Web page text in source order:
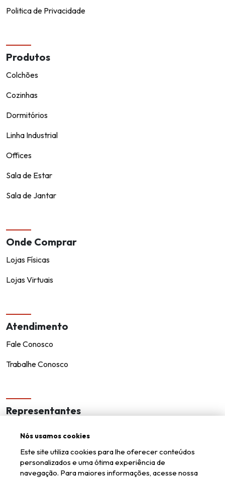
Politica de Privacidade
Produtos
Colchões
Cozinhas
Dormitórios
Linha Industrial
Offices
Sala de Estar
Sala de Jantar
Onde Comprar
Lojas Físicas
Lojas Virtuais
Atendimento
Fale Conosco
Trabalhe Conosco
Representantes
Seja um representante
Nós usamos cookies
Este site utiliza cookies para lhe oferecer conteúdos
personalizados e uma ótima experiência de
navegação. Para maiores informações, acesse nossa